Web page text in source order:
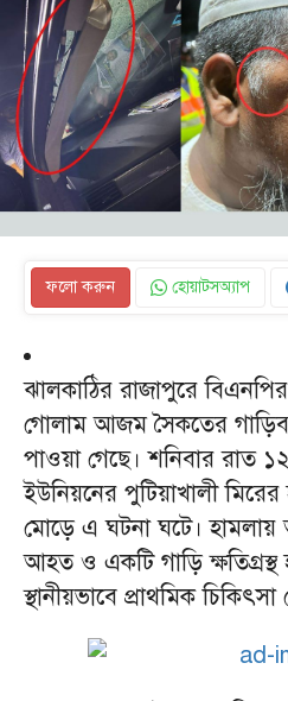
ফলো করুন হোয়াটসঅ্যাপ
ঝালকাঠির রাজাপুরে
গোলাম আজম সৈকতের
পাওয়া গেছে। শনিবার রাত
ইউনিয়নের পুটিয়াখালী মিরের
মোড়ে এ ঘটনা ঘটে। হামলায়
আহত ও একটি গাড়ি
স্থানীয়ভাবে প্রাথমিক